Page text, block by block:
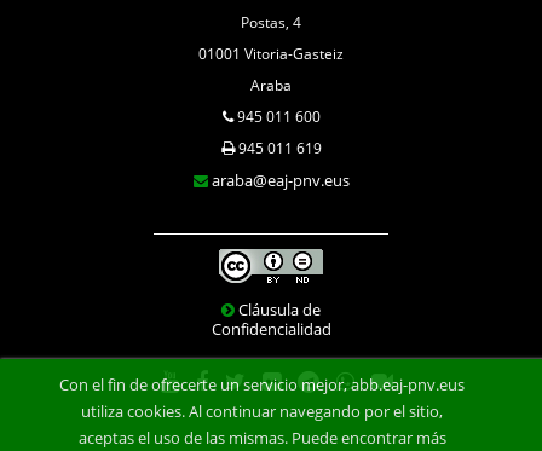
Postas, 4
01001 Vitoria-Gasteiz
Araba
945 011 600
945 011 619
araba@eaj-pnv.eus
Cláusula de
Confidencialidad
Con el fin de ofrecerte un servicio mejor, abb.eaj-pnv.eus
utiliza cookies. Al continuar navegando por el sitio,
aceptas el uso de las mismas. Puede encontrar más